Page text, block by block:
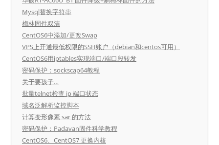
Mysql替换字符串
梅林固件双清
CentOS6中添加/更改Swap
VPS上开通最低权限的SSH账户（debian和centos可用）
CentOS6用iptables实现端口/端口段转发
密码保护：sockscap64教程
关于要孩子…
批量telnet检查 ip 端口状态
域名泛解析监控脚本
计算变形像素 sar 的方法
密码保护：Padavan固件科学教程
CentOS6、CentOS7 更换内核